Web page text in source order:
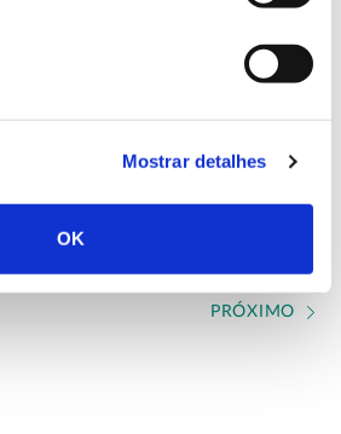
Mostrar detalhes
OK
o projeto LIFE REFOREST
Conclusão: 2022
PRÓXIMO